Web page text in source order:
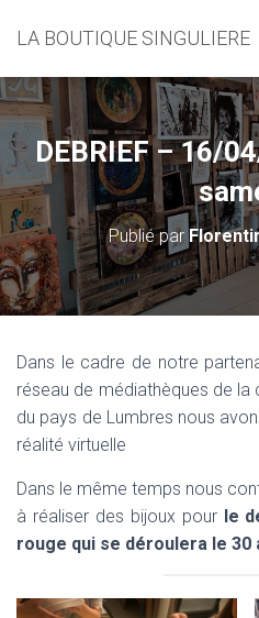
LA BOUTIQUE SINGULIERE
DEBRIEF – 16/
Publié par
Dans le cadre de notre
réseau de médiathèques de
du pays de Lumbres nous
réalité virtuelle
Dans le même temps nous
à réaliser des bijoux pour le
rouge qui se déroulera le 30